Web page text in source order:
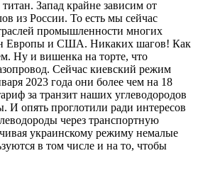
Запад крайне зависим от
из России. То есть мы сейчас
промышленности многих
Европы и США. Никаких шагов! Как
Ну и вишенка на торте, что
Сейчас киевский режим
2023 года они более чем на 18
за транзит наших углеводородов
И опять проглотили ради интересов
через транспортную
украинскому режиму немалые
в том числе и на то, чтобы